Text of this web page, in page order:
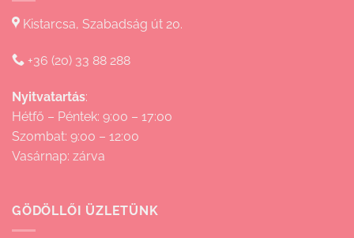
Kistarcsa, Szabadság út 20.
+36 (20) 33 88 288
Nyitvatartás:
Hétfő – Péntek: 9:00 – 17:00
Szombat: 9:00 – 12:00
Vasárnap: zárva
GÖDÖLLŐI ÜZLETÜNK